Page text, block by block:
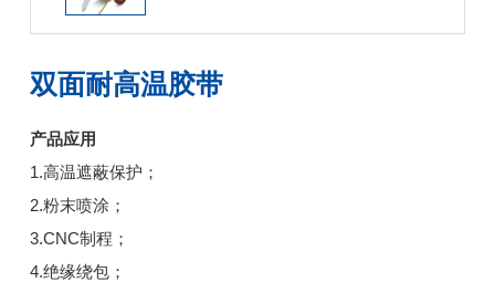
双面耐高温胶带
产品应用
1.高温遮蔽保护；
2.粉末喷涂；
3.CNC制程；
4.绝缘绕包；